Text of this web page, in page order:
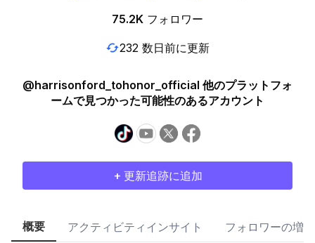
75.2K フォロワー
232 数日前に更新
@harrisonford_tohonor_official 他のプラットフォ
ームで見つかった可能性のあるアカウント
+ 更新追跡に追加
概要 アクティビティインサイト フォロワーの増加